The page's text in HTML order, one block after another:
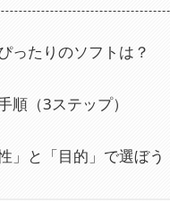
ったりのソフトは？
順（3ステップ）
」と「目的」で選ぼう